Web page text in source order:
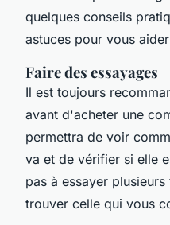
quelques conseils
astuces pour vous
Faire des essayages
Il est toujours
avant d'acheter une
permettra de voir
va et de vérifier si elle
pas à essayer
trouver celle qui vous